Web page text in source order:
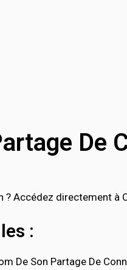
De
Accédez directement à
:
De Son Partage De